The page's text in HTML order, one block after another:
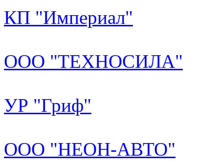
КП "Империал"
ООО "ТЕХНОСИЛА"
УР "Гриф"
ООО "НЕОН-АВТО"